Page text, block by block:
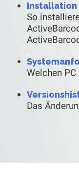
Installation
So
Welchen
Das